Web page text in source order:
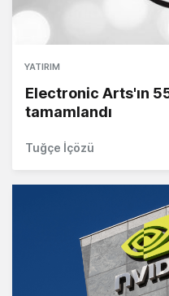
YATIRIM
Electronic Arts'ın
tamamlandı
Tuğçe İçözü